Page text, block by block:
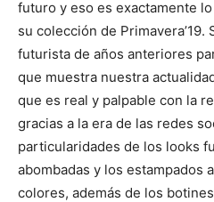
futuro y eso es exactamente
su colección de Primavera’19.
futurista de años anteriores
que muestra nuestra
que es real y palpable con la
gracias a la era de las redes
particularidades de los looks
abombadas y los estampados
colores, además de los